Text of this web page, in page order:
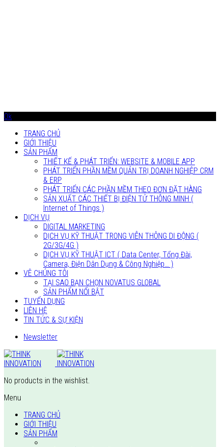
Ok
TRANG CHỦ
GIỚI THIỆU
SẢN PHẨM
THIẾT KẾ & PHÁT TRIỂN: WEBSITE & MOBILE APP
PHÁT TRIỂN PHẦN MỀM QUẢN TRỊ DOANH NGHIỆP CRM
& ERP
PHÁT TRIỂN CÁC PHẦN MỀM THEO ĐƠN ĐẶT HÀNG
SẢN XUẤT CÁC THIẾT BỊ ĐIỆN TỬ THÔNG MINH (
Internet of Things )
DỊCH VỤ
DIGITAL MARKETING
DỊCH VỤ KỸ THUẬT TRONG VIỄN THÔNG DI ĐỘNG (
2G/3G/4G )
DỊCH VỤ KỸ THUẬT ICT ( Data Center, Tổng Đài,
Camera, Điện Dân Dụng & Công Nghiệp… )
VÊ CHÚNG TÔI
TẠI SAO BẠN CHỌN NOVATUS GLOBAL
SẢN PHẨM NỔI BẬT
TUYỂN DỤNG
LIÊN HỆ
TIN TỨC & SỰ KIỆN
Newsletter
No products in the wishlist.
Menu
TRANG CHỦ
GIỚI THIỆU
SẢN PHẨM